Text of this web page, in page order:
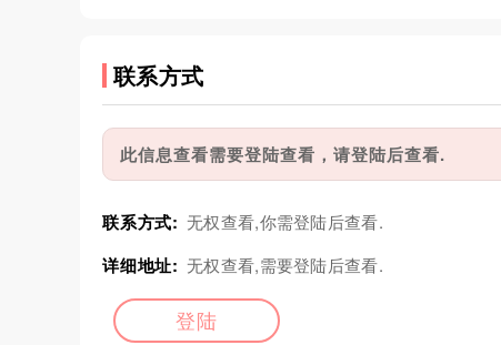
联系方式
此信息查看需要登陆查看，请登陆后查看.
联系方式: 无权查看,你需登陆后查看.
详细地址: 无权查看,需要登陆后查看.
登陆